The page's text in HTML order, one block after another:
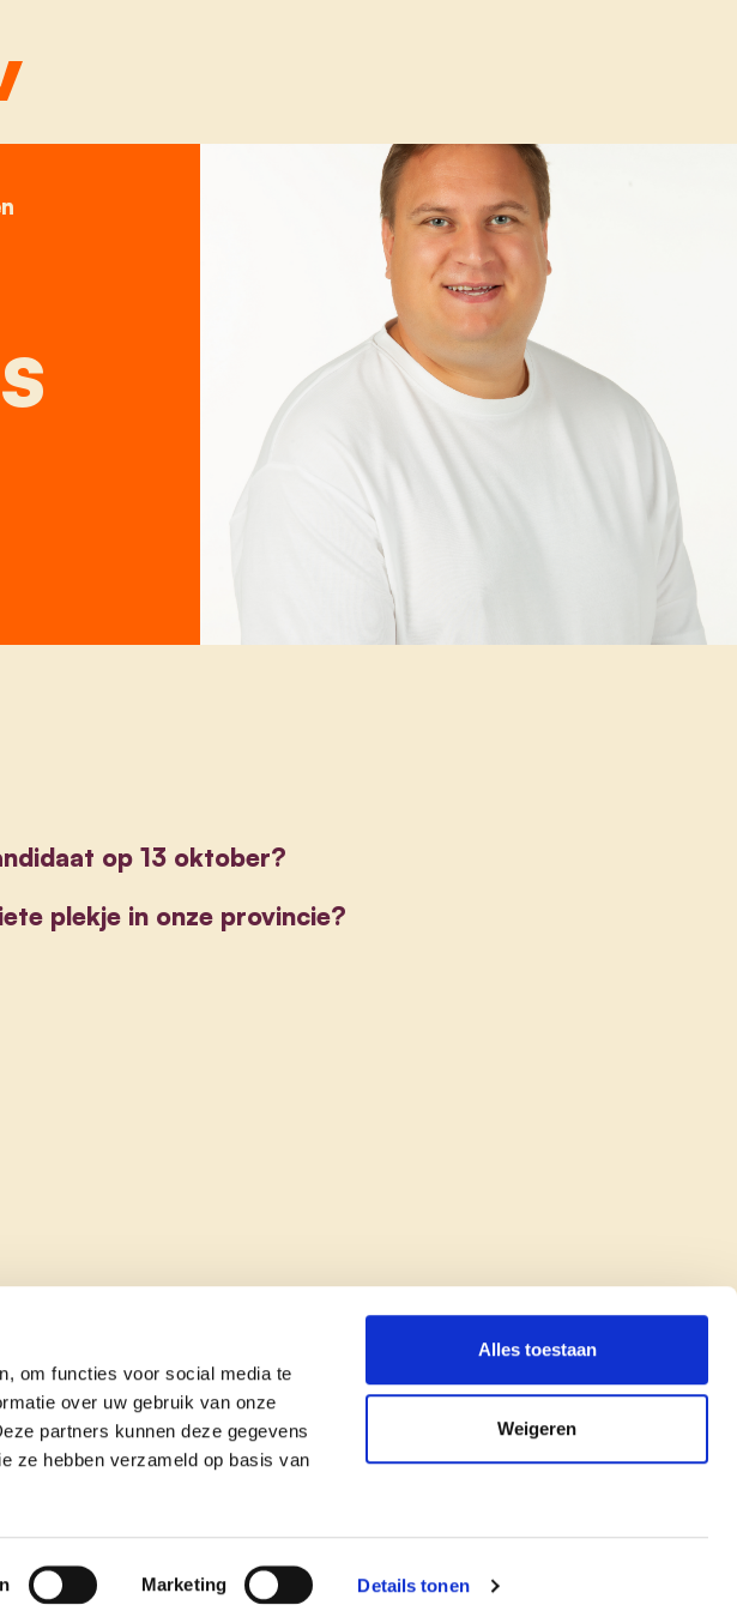
om functies voor social media te
over uw gebruik van onze
partners kunnen deze gegevens
ze hebben verzameld op basis van
Marketing Details tonen
Alles toestaan
Weigeren
op 13 oktober?
plekje in onze provincie?